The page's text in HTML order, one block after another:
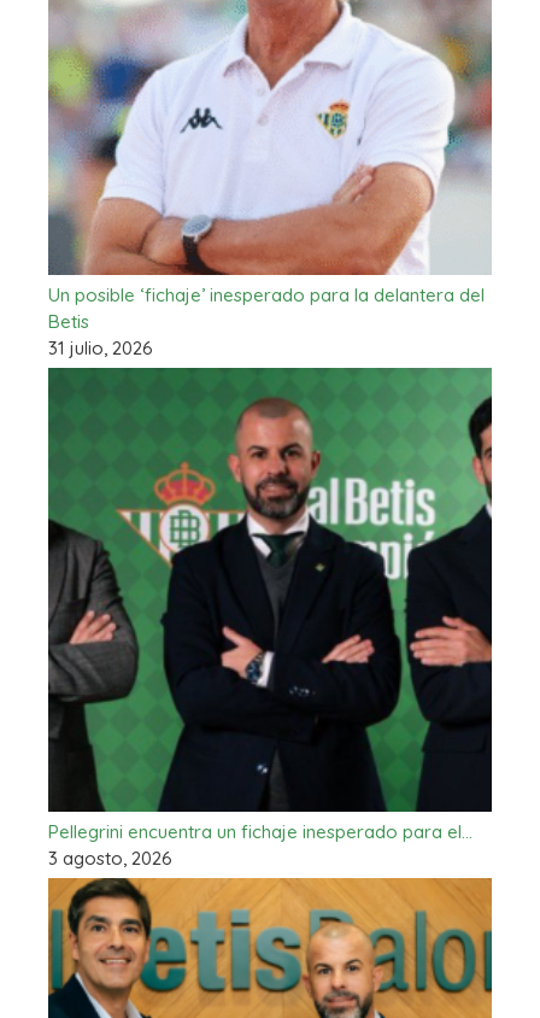
Un posible ‘fichaje’ inesperado para la delantera del
Betis
31 julio, 2026
Pellegrini encuentra un fichaje inesperado para el…
3 agosto, 2026